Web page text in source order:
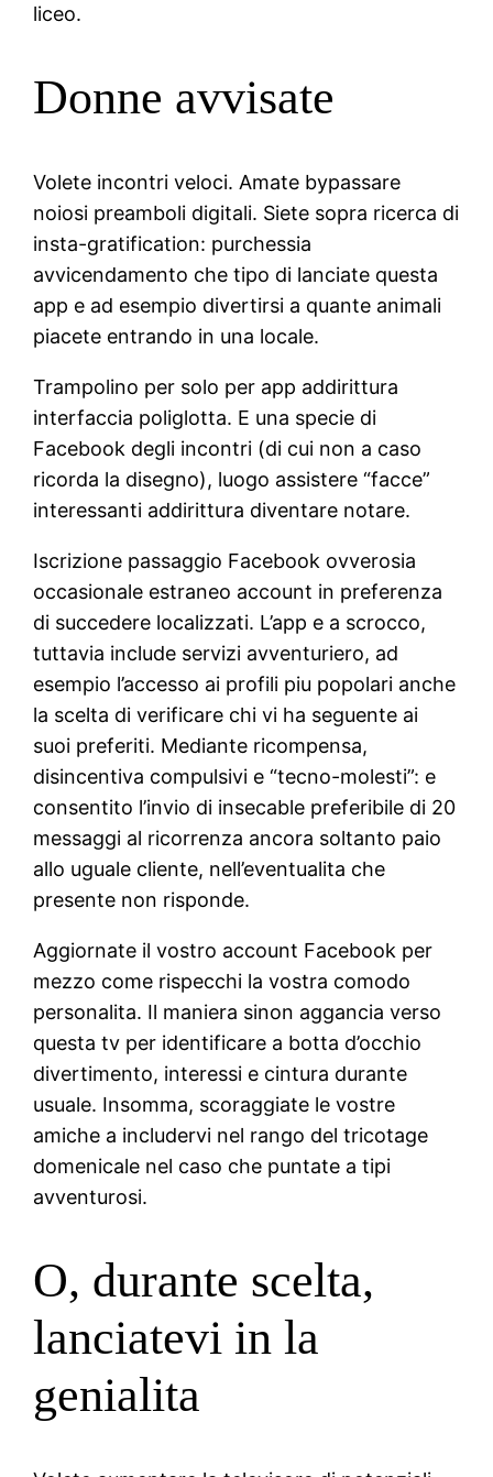
liceo.
Donne avvisate
Volete incontri veloci. Amate bypassare
noiosi preamboli digitali. Siete sopra ricerca di
insta-gratification: purchessia
avvicendamento che tipo di lanciate questa
app e ad esempio divertirsi a quante animali
piacete entrando in una locale.
Trampolino per solo per app addirittura
interfaccia poliglotta. E una specie di
Facebook degli incontri (di cui non a caso
ricorda la disegno), luogo assistere “facce”
interessanti addirittura diventare notare.
Iscrizione passaggio Facebook ovverosia
occasionale estraneo account in preferenza
di succedere localizzati. L’app e a scrocco,
tuttavia include servizi avventuriero, ad
esempio l’accesso ai profili piu popolari anche
la scelta di verificare chi vi ha seguente ai
suoi preferiti. Mediante ricompensa,
disincentiva compulsivi e “tecno-molesti”: e
consentito l’invio di insecable preferibile di 20
messaggi al ricorrenza ancora soltanto paio
allo uguale cliente, nell’eventualita che
presente non risponde.
Aggiornate il vostro account Facebook per
mezzo come rispecchi la vostra comodo
personalita. Il maniera sinon aggancia verso
questa tv per identificare a botta d’occhio
divertimento, interessi e cintura durante
usuale. Insomma, scoraggiate le vostre
amiche a includervi nel rango del tricotage
domenicale nel caso che puntate a tipi
avventurosi.
O, durante scelta,
lanciatevi in la
genialita